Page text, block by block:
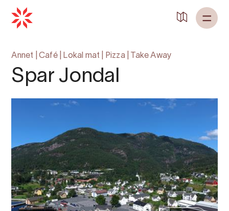
Annet Café| Lokal mat Pizza| Take Away
Spar Jondal